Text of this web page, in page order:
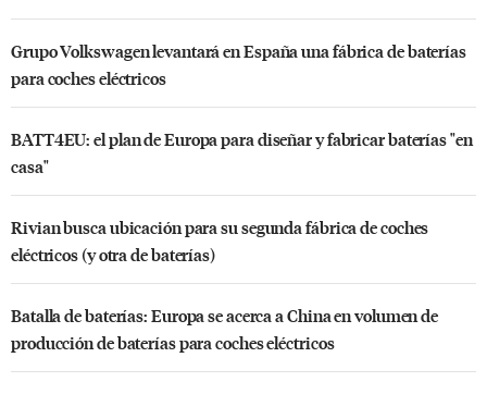
Grupo Volkswagen levantará en España una fábrica de baterías
para coches eléctricos
BATT4EU: el plan de Europa para diseñar y fabricar baterías "en
casa"
Rivian busca ubicación para su segunda fábrica de coches
eléctricos (y otra de baterías)
Batalla de baterías: Europa se acerca a China en volumen de
producción de baterías para coches eléctricos